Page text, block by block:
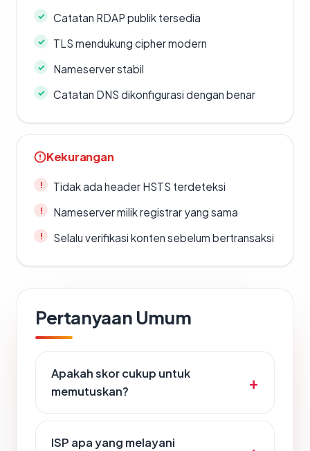
Catatan RDAP publik tersedia
TLS mendukung cipher modern
Nameserver stabil
Catatan DNS dikonfigurasi dengan benar
Kekurangan
Tidak ada header HSTS terdeteksi
Nameserver milik registrar yang sama
Selalu verifikasi konten sebelum bertransaksi
Pertanyaan Umum
Apakah skor cukup untuk
memutuskan?
ISP apa yang melayani